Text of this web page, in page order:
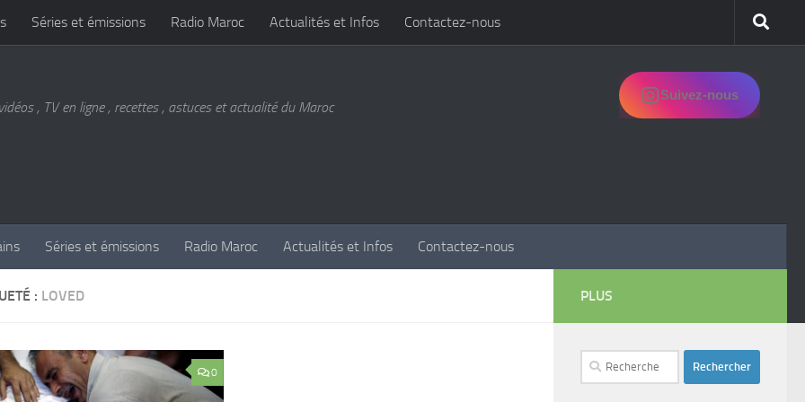
Séries et émissions Radio Maroc Actualités et Infos Contactez-nous
, TV en ligne , recettes , astuces et actualité du Maroc
Suivez-nous
Séries et émissions Radio Maroc Actualités et Infos Contactez-nous
: LOVED
0
PLUS
Rechercher :